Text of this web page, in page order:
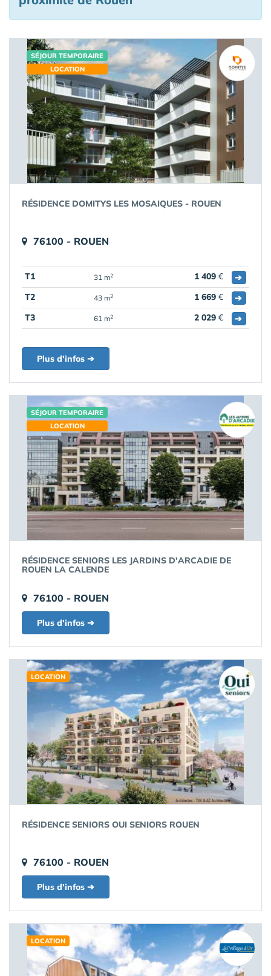
SÉJOUR TEMPORAIRE
LOCATION
RÉSIDENCE DOMITYS LES MOSAIQUES - ROUEN
76100 - ROUEN
T1 31 m2 1 409 €
➔
T2
43 m2 1 669 €
➔
T3
61 m2 2 029 € ➔
Plus d'infos ➔
SÉJOUR TEMPORAIRE
LOCATION
RÉSIDENCE SENIORS LES JARDINS D'ARCADIE DE
ROUEN LA CALENDE
76100 - ROUEN
Plus d'infos ➔
LOCATION
RÉSIDENCE SENIORS OUI SENIORS ROUEN
76100 - ROUEN
Plus d'infos ➔
LOCATION